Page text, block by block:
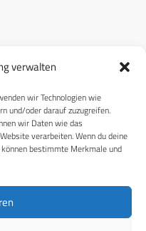
verwalten
wir Technologien wie
und/oder darauf zuzugreifen.
wir Daten wie das
verarbeiten. Wenn du deine
bestimmte Merkmale und